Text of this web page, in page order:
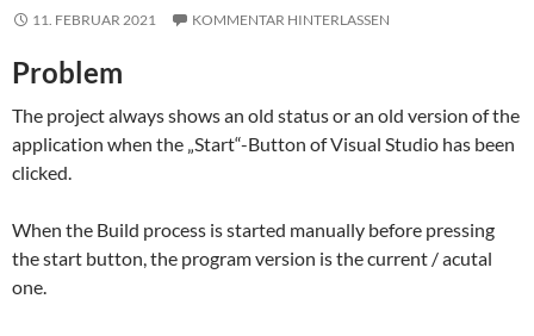
11. FEBRUAR 2021 KOMMENTAR HINTERLASSEN
Problem
The project always shows an old status or an old version of the
application when the „Start“-Button of Visual Studio has been
clicked.
When the Build process is started manually before pressing
the start button, the program version is the current / acutal
one.